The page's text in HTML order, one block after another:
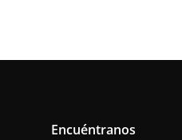
Encuéntranos